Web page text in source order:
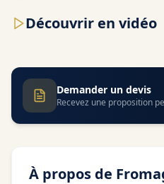
Découvrir en vidéo
Demander un devis
Recevez une proposition
À propos de